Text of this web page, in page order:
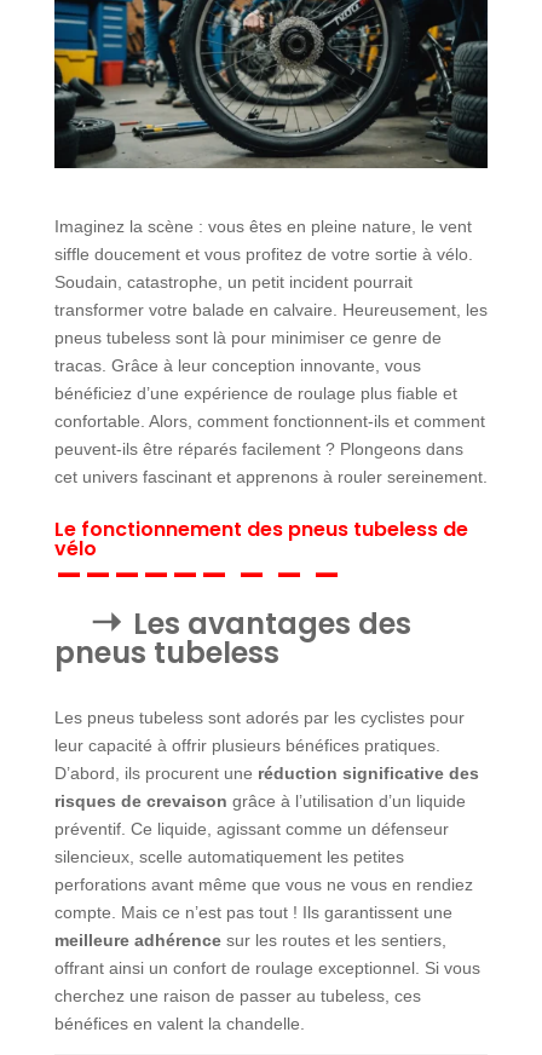
Imaginez la scène : vous êtes en pleine nature, le vent
siffle doucement et vous profitez de votre sortie à vélo.
Soudain, catastrophe, un petit incident pourrait
transformer votre balade en calvaire. Heureusement, les
pneus tubeless sont là pour minimiser ce genre de
tracas. Grâce à leur conception innovante, vous
bénéficiez d’une expérience de roulage plus fiable et
confortable. Alors, comment fonctionnent-ils et comment
peuvent-ils être réparés facilement ? Plongeons dans
cet univers fascinant et apprenons à rouler sereinement.
Le fonctionnement des pneus tubeless de
vélo
Les avantages des
pneus tubeless
Les pneus tubeless sont adorés par les cyclistes pour
leur capacité à offrir plusieurs bénéfices pratiques.
D’abord, ils procurent une réduction significative des
risques de crevaison grâce à l’utilisation d’un liquide
préventif. Ce liquide, agissant comme un défenseur
silencieux, scelle automatiquement les petites
perforations avant même que vous ne vous en rendiez
compte. Mais ce n’est pas tout ! Ils garantissent une
meilleure adhérencesur les routes et les sentiers,
offrant ainsi un confort de roulage exceptionnel. Si vous
cherchez une raison de passer au tubeless, ces
bénéfices en valent la chandelle.